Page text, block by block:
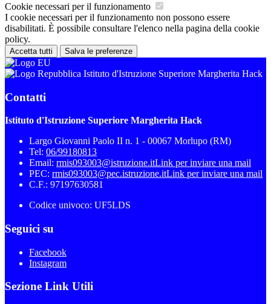
Cookie necessari per il funzionamento
I cookie necessari per il funzionamento non possono essere
disabilitati. È possibile consultare l'elenco nella pagina della cookie
policy.
Accetta tutti Salva le preferenze
Istituto d'Istruzione Superiore Margherita Hack
Contatti
Istituto d'Istruzione Superiore Margherita Hack
Largo Giovanni Paolo II n. 1 - 00067 Morlupo (RM)
Tel: 06/99180813
Email: rmis093003@istruzione.itLink per inviare una mail
PEC: rmis093003@pec.istruzione.itLink per inviare una mail
C.F.: 97197630581
Codice univoco: UF5LDS
Seguici su
Facebook
Instagram
Sezione Link Utili